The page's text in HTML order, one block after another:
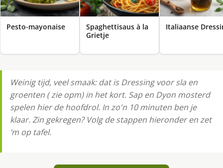
Pesto-mayonaise
Spaghettisaus à la
Grietje
Italiaanse
Weinig tijd, veel smaak: dat is Dressing voor sla en
groenten ( zie opm) in het kort. Sap en Dyon mosterd
spelen hier de hoofdrol. In zo'n 10 minuten ben je
klaar. Zin gekregen? Volg de stappen hieronder en zet
‘m op tafel.